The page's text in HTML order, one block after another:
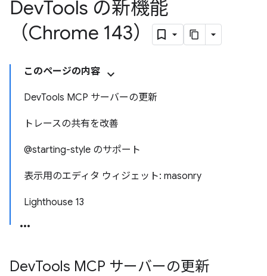
DevTools の新機能
（Chrome 143）
このページの内容
DevTools MCP サーバーの更新
トレースの共有を改善
@starting-style のサポート
表示用のエディタ ウィジェット: masonry
Lighthouse 13
DevTools MCP サーバーの更新